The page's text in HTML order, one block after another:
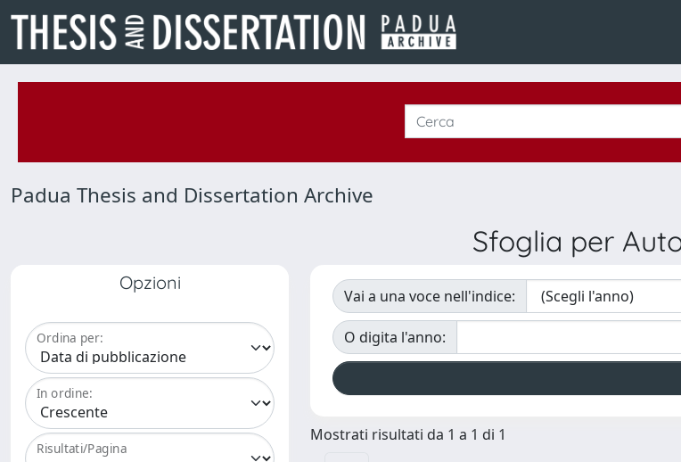
Padua Thesis and Dissertation Archive
Sfoglia per
Opzioni
Ordina per:
In ordine:
Risultati/Pagina
Vai a una voce nell'indice:
O digita l'anno:
Mostrati risultati da 1 a 1 di 1